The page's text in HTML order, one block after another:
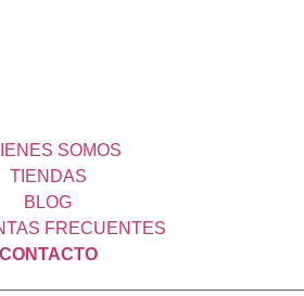
SOMOS
TIENDAS
BLOG
FRECUENTES
CONTACTO